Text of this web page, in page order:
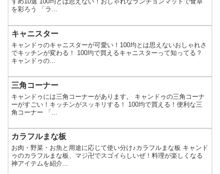
を彩ろう 「ラ...
キャニスター
キャンドゥのキャニスターが可愛い！100均とは思えないおしゃれさ
でキッチンが変わる！ 100均で買えるキャニスターって知ってる？
キャンドゥの...
三角コーナー
キャンドゥには三角コーナーがあります。 キャンドゥの三角コーナ
ーがすごい！キッチンがスッキリする！ 100均で買える！便利な三
角コーナー 「...
カラフルまな板
お肉・野菜・お魚と用途に応じて使い分け♪カラフルまな板 キャンド
ゥのカラフルまな板、マジ卍でスゴイらしいぜ！料理が楽しくなる
神アイテムを紹介...